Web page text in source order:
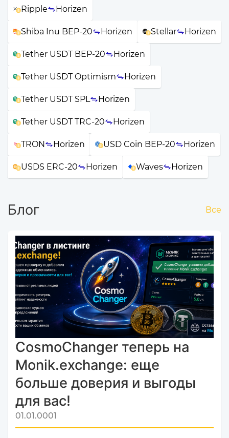
Ripple Horizen
Shiba Inu BEP-20 Horizen Stellar Horizen
Tether USDT BEP-20 Horizen
Tether USDT Optimism Horizen
Tether USDT SPL Horizen
Tether USDT TRC-20 Horizen
TRON Horizen USD Coin BEP-20 Horizen
USDS ERC-20 Horizen Waves Horizen
Блог Все
CosmoChanger теперь на
Monik.exchange: еще
больше доверия и выгоды
для вас!
01.01.0001